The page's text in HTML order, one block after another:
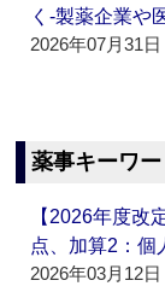
く‐製薬企業
2026年07月31日
薬事キーワ
【2026年度改
点、加算2：
2026年03月12日